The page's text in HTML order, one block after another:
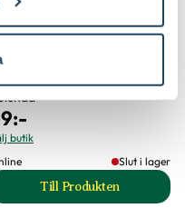
produktsida
och perennjord
:-
butik
Slut i lager
Till Produkten
till Ros- och